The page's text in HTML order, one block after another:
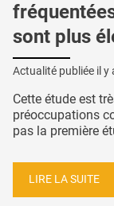
sont plus
Actualité publiée il y
Cette étude est
préoccupations
pas la première
LIRE LA SUITE